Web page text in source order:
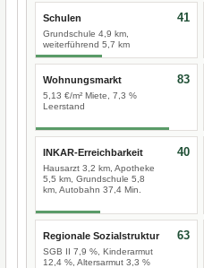
Schulen
Grundschule 4,9 km,
weiterführend 5,7 km
41
Wohnungsmarkt
5,13 €/m² Miete, 7,3 %
Leerstand
83
INKAR-Erreichbarkeit
Hausarzt 3,2 km, Apotheke
5,5 km, Grundschule 5,8
km, Autobahn 37,4 Min.
40
Regionale Sozialstruktur
SGB II 7,9 %, Kinderarmut
12,4 %, Altersarmut 3,3 %
63